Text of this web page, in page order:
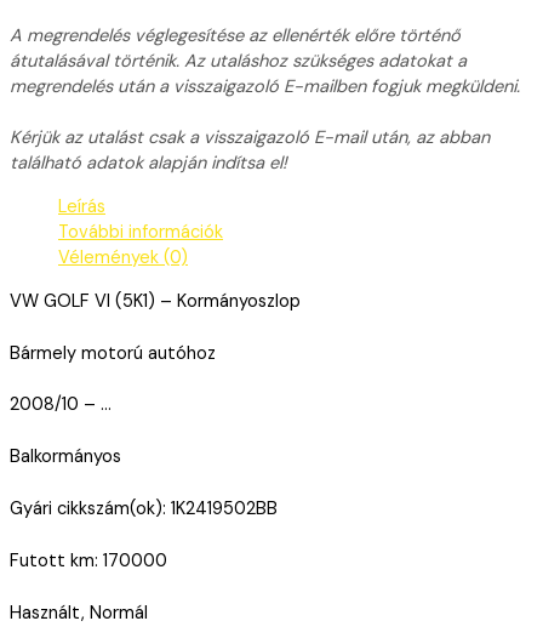
A megrendelés véglegesítése az ellenérték előre történő
átutalásával történik. Az utaláshoz szükséges adatokat a
megrendelés után a visszaigazoló E-mailben fogjuk megküldeni.
Kérjük az utalást csak a visszaigazoló E-mail után, az abban
található adatok alapján indítsa el!
Leírás
További információk
Vélemények (0)
VW GOLF VI (5K1) – Kormányoszlop
Bármely motorú autóhoz
2008/10 – …
Balkormányos
Gyári cikkszám(ok): 1K2419502BB
Futott km: 170000
Használt, Normál